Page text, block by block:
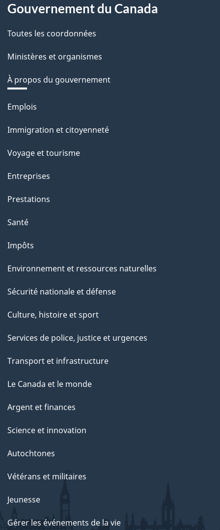
Gouvernement du Canada
Toutes les coordonnées
Ministères et organismes
À propos du gouvernement
Thèmes
sujets
Emplois
Immigration et citoyenneté
Voyage et tourisme
Entreprises
Prestations
Santé
Impôts
Environnement et ressources naturelles
Sécurité nationale et défense
Culture, histoire et sport
Services de police, justice et urgences
Transport et infrastructure
Le Canada et le monde
Argent et finances
Science et innovation
Autochtones
Vétérans et militaires
Jeunesse
Gérer les événements de la vie